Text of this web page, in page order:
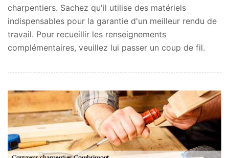
charpentiers. Sachez qu'il utilise des matériels
indispensables pour la garantie d'un meilleur rendu de
travail. Pour recueillir les renseignements
complémentaires, veuillez lui passer un coup de fil.